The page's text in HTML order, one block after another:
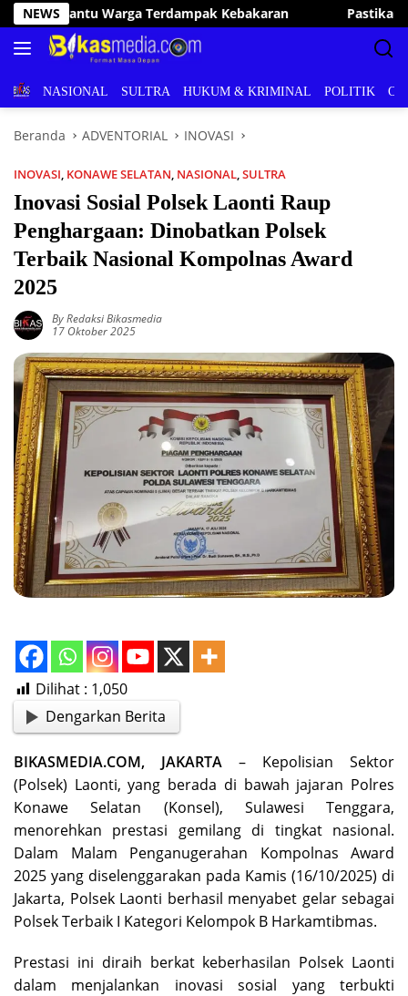
Langsung
ke
konten
NEWS Pastikan Pelayanan Publik Optimal, Irham Kalenggo
BERITANASIONAL SULTRA HUKUM & KRIMINAL POLITIK
Beranda ADVENTORIAL INOVASI
INOVASI, KONAWE SELATAN, NASIONAL,SULTRA
Inovasi Sosial Polsek Laonti Raup
Penghargaan: Dinobatkan Polsek
Terbaik Nasional Kompolnas Award
2025
By Redaksi Bikasmedia
17 Oktober 2025
Dilihat : 1,050
Dengarkan Berita
BIKASMEDIA.COM, JAKARTA – Kepolisian Sektor
(Polsek) Laonti, yang berada di bawah jajaran Polres
Konawe Selatan (Konsel), Sulawesi Tenggara,
menorehkan prestasi gemilang di tingkat nasional.
Dalam Malam Penganugerahan Kompolnas Award
2025 yang diselenggarakan pada Kamis (16/10/2025) di
Jakarta, Polsek Laonti berhasil menyabet gelar sebagai
Polsek Terbaik I Kategori Kelompok B Harkamtibmas.
Prestasi ini diraih berkat keberhasilan Polsek Laonti
dalam menjalankan inovasi sosial yang terbukti